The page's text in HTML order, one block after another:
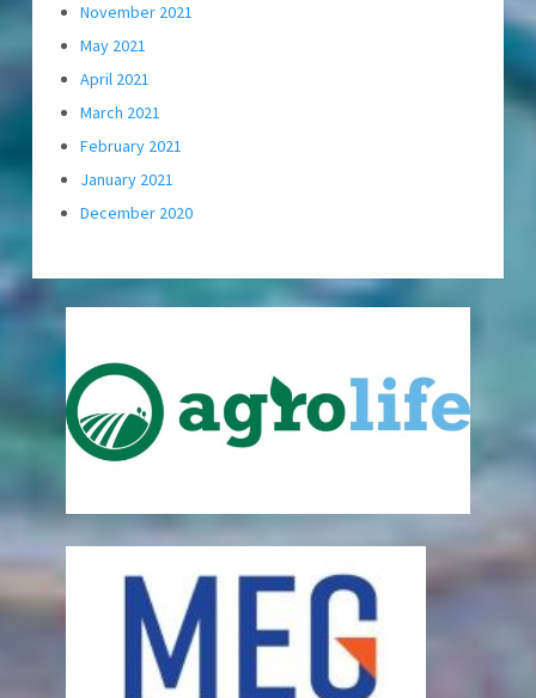
November 2021
May 2021
April 2021
March 2021
February 2021
January 2021
December 2020